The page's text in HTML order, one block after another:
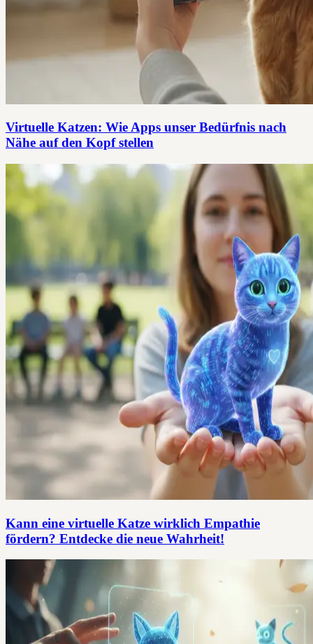
Virtuelle Katzen: Wie Apps unser Bedürfnis nach
Nähe auf den Kopf stellen
Kann eine virtuelle Katze wirklich Empathie
fördern? Entdecke die neue Wahrheit!